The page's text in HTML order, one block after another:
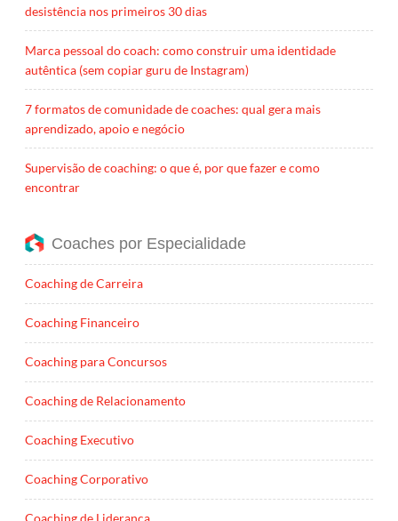
desistência nos primeiros 30 dias
Marca pessoal do coach: como construir uma identidade
autêntica (sem copiar guru de Instagram)
7 formatos de comunidade de coaches: qual gera mais
aprendizado, apoio e negócio
Supervisão de coaching: o que é, por que fazer e como
encontrar
Coaches por Especialidade
Coaching de Carreira
Coaching Financeiro
Coaching para Concursos
Coaching de Relacionamento
Coaching Executivo
Coaching Corporativo
Coaching de Liderança